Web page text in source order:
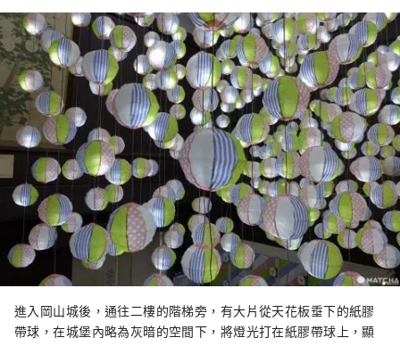
進入岡山城後，通往二樓的階梯旁，有大片從天花板垂下的紙膠
帶球，在城堡內略為灰暗的空間下，將燈光打在紙膠帶球上，顯